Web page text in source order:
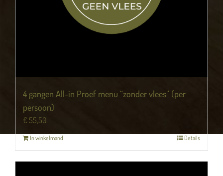
4 gangen All-in Proef menu “zonder vlees” (per
persoon)
€55,50
In winkelmand Details